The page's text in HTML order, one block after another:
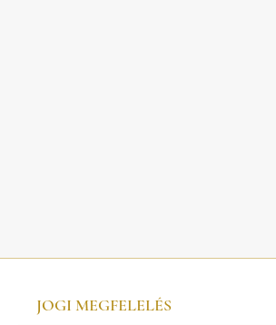
JOGI MEGFELELÉS